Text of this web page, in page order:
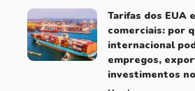
Tarifas dos EUA
comerciais: por
internacional
empregos,
investimentos